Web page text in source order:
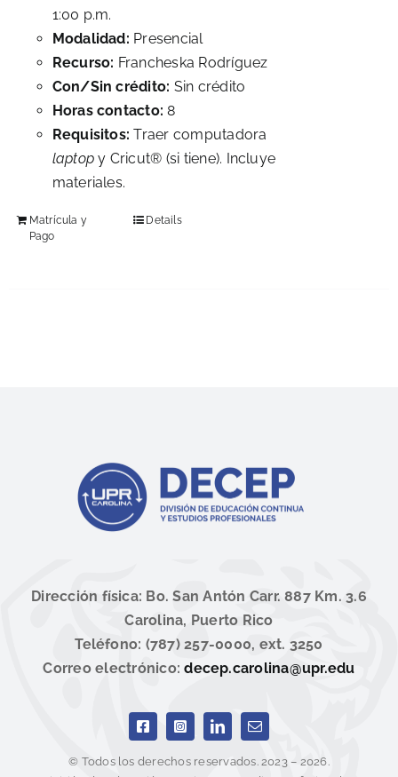
1:00 p.m.
Modalidad: Presencial
Recurso: Francheska Rodríguez
Con/Sin crédito: Sin crédito
Horas contacto: 8
Requisitos: Traer computadora
laptop y Cricut® (si tiene). Incluye
materiales.
Matrícula y
Pago
Details
Dirección física: Bo. San Antón Carr. 887 Km. 3.6
Carolina, Puerto Rico
Teléfono: (787) 257-0000, ext. 3250
Correo electrónico:decep.carolina@upr.edu
© Todos los derechos reservados. 2023 – 2026.